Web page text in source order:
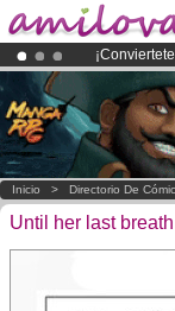
¡Ya
El
Inicio > Directorio De
Until her last breath